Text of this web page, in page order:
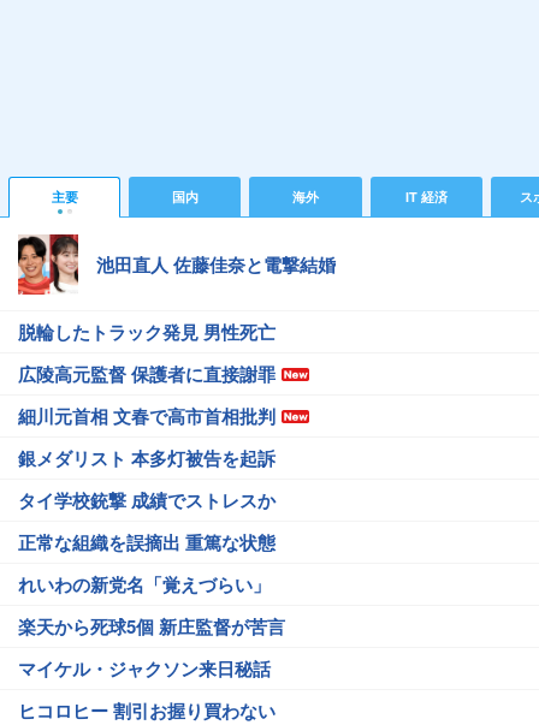
主要 国内 海外 IT 経済 ス
池田直人 佐藤佳奈と電撃結婚
脱輪したトラック発見 男性死亡
広陵高元監督 保護者に直接謝罪
細川元首相 文春で高市首相批判
銀メダリスト 本多灯被告を起訴
タイ学校銃撃 成績でストレスか
正常な組織を誤摘出 重篤な状態
れいわの新党名「覚えづらい」
楽天から死球5個 新庄監督が苦言
マイケル・ジャクソン来日秘話
ヒコロヒー 割引お握り買わない